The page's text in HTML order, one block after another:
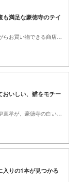
満足な豪徳寺のテイ
おいしい、猫をモチー
入りの1本が見つかる